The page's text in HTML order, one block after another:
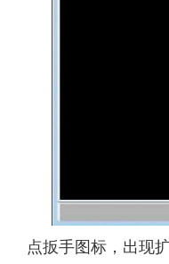
点扳手图标，出现